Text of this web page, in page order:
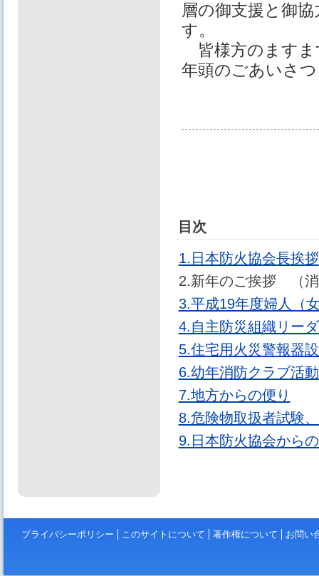
層の御支援と御
す。
皆様方のますま
年頭のごあいさ
目次
1.日本防火協会長挨拶
2.新年のご挨拶 （
3.平成19年度婦人（
4.自主防災組織リー
5.住宅用火災警報器
6.幼年消防クラブ活
7.地方からの便り
8.危険物取扱者試験
9.日本防火協会から
プライバシーポリシー このサイトについて 著作権について お問い